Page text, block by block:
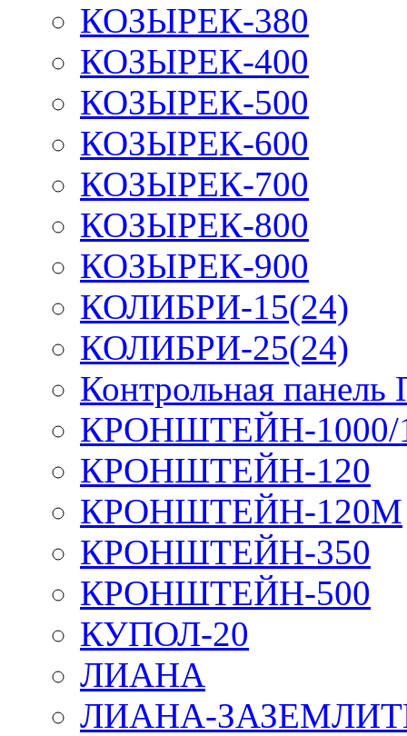
КОЗЫРЕК-380
КОЗЫРЕК-400
КОЗЫРЕК-500
КОЗЫРЕК-600
КОЗЫРЕК-700
КОЗЫРЕК-800
КОЗЫРЕК-900
КОЛИБРИ-15(24)
КОЛИБРИ-25(24)
Контрольная
КРОНШТЕЙН-1000/
КРОНШТЕЙН-120
КРОНШТЕЙН-120М
КРОНШТЕЙН-350
КРОНШТЕЙН-500
КУПОЛ-20
ЛИАНА
ЛИАНА-